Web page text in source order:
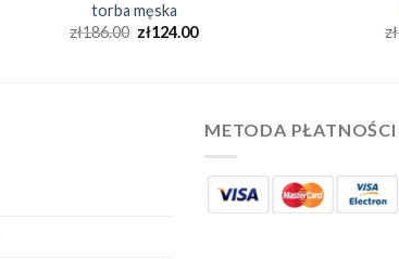
torba męska
zł186.00 zł124.00
zł
METODA PŁATNOŚCI